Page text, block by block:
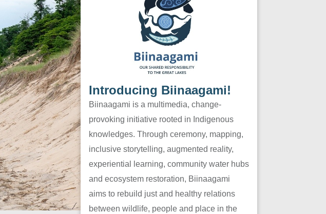
Introducing Biinaagami!
Biinaagami is a multimedia, change-
provoking initiative rooted in Indigenous
knowledges. Through ceremony, mapping,
inclusive storytelling, augmented reality,
experiential learning, community water hubs
and ecosystem restoration, Biinaagami
aims to rebuild just and healthy relations
between wildlife, people and place in the